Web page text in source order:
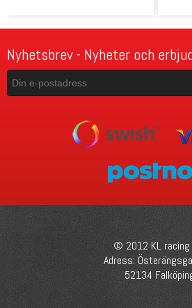
Nyhetsbrev - Nyheter och
© 2012 KL racing
Adress:
52134